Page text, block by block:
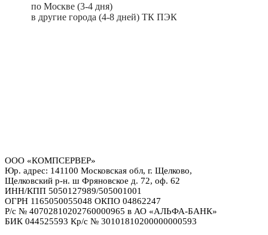
по Москве (3-4 дня)
в другие города (4-8 дней) ТК ПЭК
ООО «КОМПСЕРВЕР»
Юр. адрес: 141100 Московская обл, г. Щелково,
Щелковский р-н. ш Фряновское д. 72, оф. 62
ИНН/КПП 5050127989/505001001
ОГРН 1165050055048 ОКПО 04862247
Р/с № 40702810202760000965 в АО «АЛЬФА-БАНК»
БИК 044525593 Кр/с № 30101810200000000593